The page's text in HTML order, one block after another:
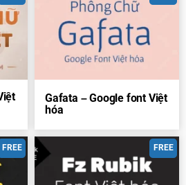
Gafata – Google font Việt
hóa
FREE FREE